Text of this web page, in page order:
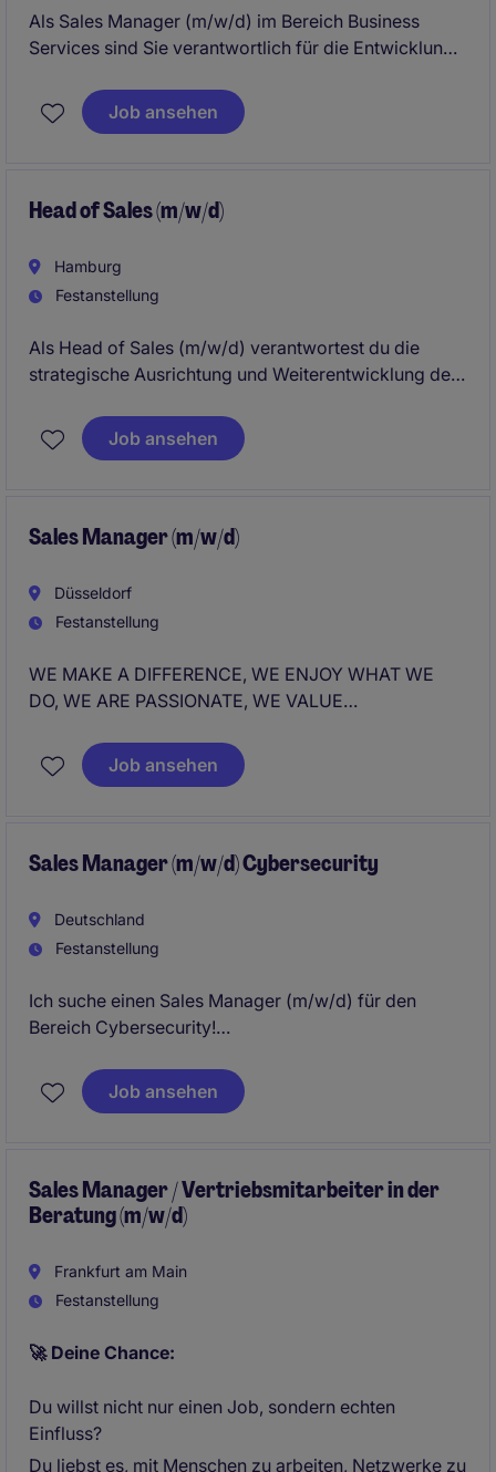
Als Sales Manager (m/w/d) im Bereich Business
Services sind Sie verantwortlich für die Entwicklung
aktiv zur Umsatzsteigerung und Kundengewinnung
bei.
Job ansehen
Head of Sales (m/w/d)
Hamburg
Festanstellung
Als Head of Sales (m/w/d) verantwortest du die
strategische Ausrichtung und Weiterentwicklung der
Vertriebsteam mit klarem Fokus auf nachhaltiges
Wachstum. Dabei gestaltest du die Vertriebsstrategie
bei.
Job ansehen
Sales Manager (m/w/d)
Düsseldorf
Festanstellung
WE MAKE A DIFFERENCE, WE ENJOY WHAT WE
DO, WE ARE PASSIONATE, WE VALUE
Job ansehen
Sales Manager (m/w/d) Cybersecurity
Deutschland
Festanstellung
Ich suche einen Sales Manager (m/w/d) für den
Bereich Cybersecurity!
Bitte bewerbe dich, wenn du deine Karriere im
Bereich Cybersecurity ausbauen und erweitern
Grundvoraussetzung: Du bringst bereits eine
mehrjährige Vertriebsexpertise im Bereich
Job ansehen
Sales Manager / Vertriebsmitarbeiter in der
Beratung (m/w/d)
Frankfurt am Main
Festanstellung
🚀 Deine Chance:
Du willst nicht nur einen Job, sondern echten
Einfluss?
Du liebst es, mit Menschen zu arbeiten, Netzwerke zu